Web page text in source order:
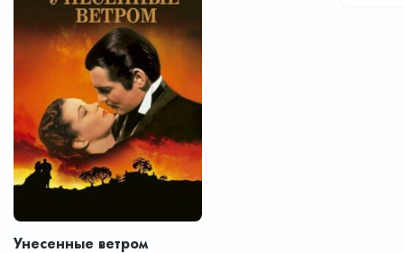
Унесенные ветром